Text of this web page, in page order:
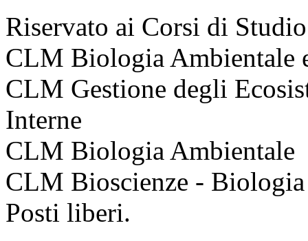
Riservato ai Corsi di
CLM Biologia Ambientale
CLM Gestione degli
Interne
CLM Biologia Ambientale
CLM Bioscienze -
Posti liberi.